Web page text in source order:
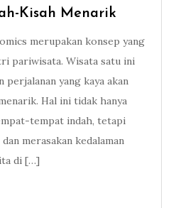
Kisah Menarik
merupakan konsep yang
pariwisata. Wisata satu ini
perjalanan yang kaya akan
Hal ini tidak hanya
tempat indah, tetapi
merasakan kedalaman
di […]